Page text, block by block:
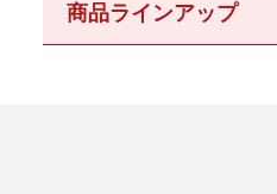
商品ラインアップ